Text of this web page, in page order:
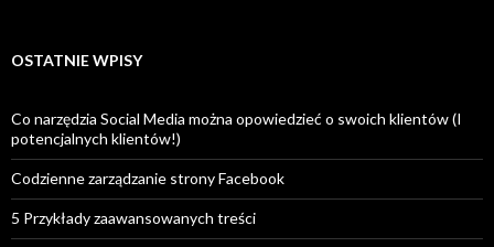
OSTATNIE WPISY
Co narzędzia Social Media można opowiedzieć o swoich klientów (I
potencjalnych klientów!)
Codzienne zarządzanie strony Facebook
5 Przykłady zaawansowanych treści